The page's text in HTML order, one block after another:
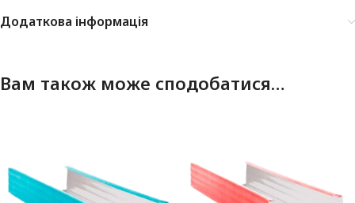
Додаткова інформація
Вам також може сподобатися…